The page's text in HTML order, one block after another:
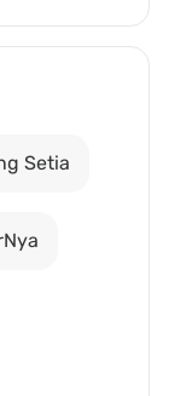
Setia